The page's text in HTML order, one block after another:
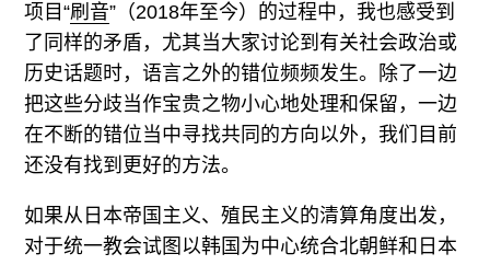
项目“刷音”（2018年至今）的过程中，我也感受到
了同样的矛盾，尤其当大家讨论到有关社会政治或
历史话题时，语言之外的错位频频发生。除了一边
把这些分歧当作宝贵之物小心地处理和保留，一边
在不断的错位当中寻找共同的方向以外，我们目前
还没有找到更好的方法。
如果从日本帝国主义、殖民主义的清算角度出发，
对于统一教会试图以韩国为中心统合北朝鲜和日本